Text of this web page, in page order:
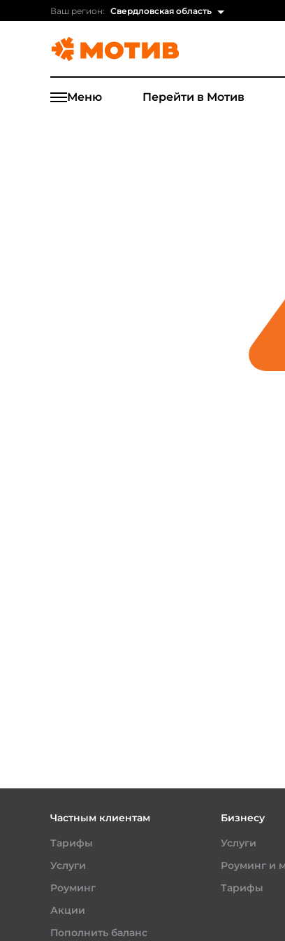
Ваш регион: Свердловская область
Меню Перейти в Мотив
Частным клиентам
Тарифы
Услуги
Роуминг
Акции
Пополнить баланс
Бизнесу
Услуги
Роуминг и
Тарифы